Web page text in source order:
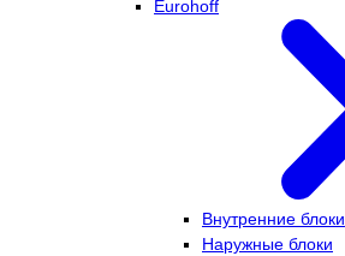
Eurohoff
Внутренние блоки
Наружные блоки